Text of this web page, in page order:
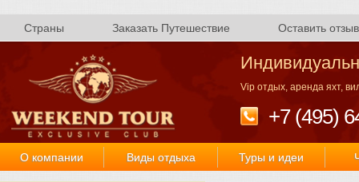
Страны Заказать Путешествие Оставить отзыв
Vip отдых, аренда яхт,
+7 (495)
О компании Виды отдыха Туры и идеи